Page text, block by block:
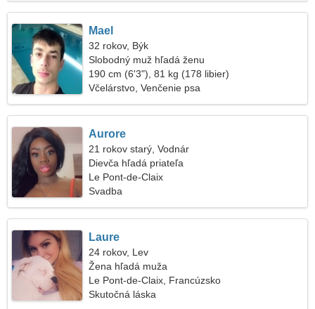
Mael
32 rokov, Býk
Slobodný muž hľadá ženu
190 cm (6'3"), 81 kg (178 libier)
Včelárstvo, Venčenie psa
Aurore
21 rokov starý, Vodnár
Dievča hľadá priateľa
Le Pont-de-Claix
Svadba
Laure
24 rokov, Lev
Žena hľadá muža
Le Pont-de-Claix, Francúzsko
Skutočná láska